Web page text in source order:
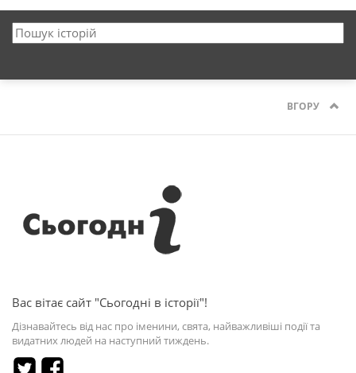
ВГОРУ
Вас вітає сайт "Сьогодні в історії"!
Дізнавайтесь від нас про іменини, свята, найважливіші події та
видатних людей на наступний тиждень.